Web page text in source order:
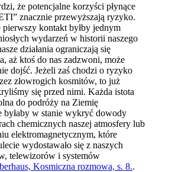
że potencjalne korzyści płynące
znacznie przewyższają ryzyko.
pierwszy kontakt byłby jednym
wydarzeń w historii naszego
działania ograniczają się
aż ktoś do nas zadzwoni, może
dojść. Jeżeli zaś chodzi o ryzyko
złowrogich kosmitów, to już
się przed nimi. Każda istota
do podróży na Ziemię
byłaby w stanie wykryć dowody
chemicznych naszej atmosfery lub
elektromagnetycznym, które
wydostawało się z naszych
telewizorów i systemów
Kosmiczna rozmowa, s. 8..